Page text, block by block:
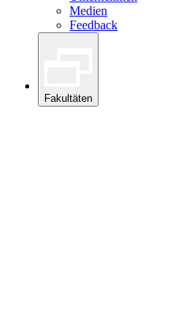
Medien
Feedback
Fakultäten